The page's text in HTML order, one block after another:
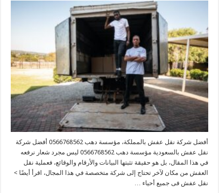
أفضل شركة نقل عفش بالمملكة، مؤسسة دهب 0566768562 أفضل شركة
نقل عفش بالسعودية مؤسسة دهب 0566768562 ليس مجرد شعار نرفعه
في هذا المقال، بل هو حقيقة تثبتها البيانات والأرقام والوقائع، فعملية نقل
العفش من مكان لآخر تحتاج إلى شركة متخصصة في هذا المجال، اقرأ أيضًا >
نقل عفش فى جميع أحياء …